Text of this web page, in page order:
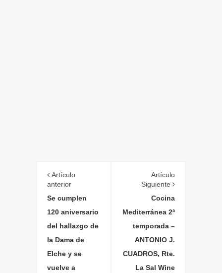
Artículo
anterior
Se cumplen
120 aniversario
del hallazgo de
la Dama de
Elche y se
vuelve a
Artículo
Siguiente
Cocina
Mediterránea 2ª
temporada –
ANTONIO J.
CUADROS, Rte.
La Sal Wine